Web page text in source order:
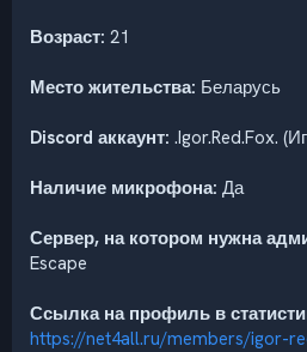
Возраст: 21
Место жительства: Беларусь
Discord аккаунт: .Igor.Red.Fox.
Наличие микрофона: Да
Сервер, на котором нужна
Escape
Ссылка на профиль в
https://net4all.ru/members/igor-